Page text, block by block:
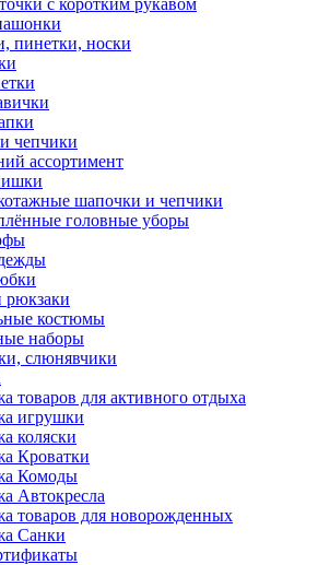
с коротким рукавом
пинетки, носки
чепчики
ассортимент
шапочки и чепчики
головные уборы
рюкзаки
костюмы
наборы
слюнявчики
товаров для активного отдыха
игрушки
коляски
Кроватки
Комоды
Автокресла
товаров для новорожденных
Санки